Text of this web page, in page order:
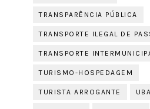
TRANSPARÊNCIA PÚBLICA
TRANSPORTE ILEGAL DE
TRANSPORTE
TURISMO-HOSPEDAGEM
TURISTA ARROGANTE